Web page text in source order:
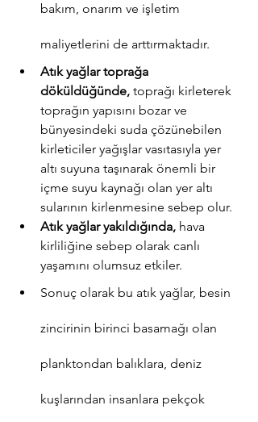
bakım, onarım ve işletim
maliyetlerini de arttırmaktadır.
Atık yağlar toprağa
döküldüğünde, toprağı kirleterek
toprağın yapısını bozar ve
bünyesindeki suda çözünebilen
kirleticiler yağışlar vasıtasıyla yer
altı suyuna taşınarak önemli bir
içme suyu kaynağı olan yer altı
sularının kirlenmesine sebep olur.
Atık yağlar yakıldığında, hava
kirliliğine sebep olarak canlı
yaşamını olumsuz etkiler.
Sonuç olarak bu atık yağlar, besin
zincirinin birinci basamağı olan
planktondan balıklara, deniz
kuşlarından insanlara pekçok